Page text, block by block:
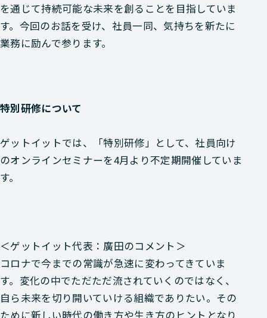
を通じて持続可能な未来を創ることを目指していま
す。今回のお話を受け、社員一同、気持ちを新たに
業務に励んで参ります。
特別研修について
ゲットイットでは、「特別研修」として、社員向け
のオンラインセミナーを4月より不定期開催していま
す。
＜ゲットイット代表：廣田のコメント＞
コロナで今までの常識が急速に変わってきていま
す。変化の中でただただ流されていくのではなく、
自ら未来を切り開いていける組織でありたい。その
ために新しい時代の働き方や生き方のヒントとなり